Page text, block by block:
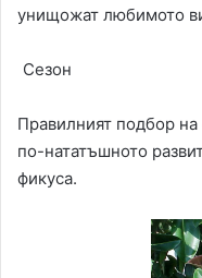
унищожат любимото
Сезон
Правилният подбор
по-нататъшното
фикуса.